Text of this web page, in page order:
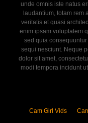
unde omnis iste natus
laudantium, totam rem
veritatis et quasi
enim ipsam voluptatem
sed quia
sequi nesciunt. Neque
dolor sit amet,
modi tempora incidunt
Cam Girl Vids